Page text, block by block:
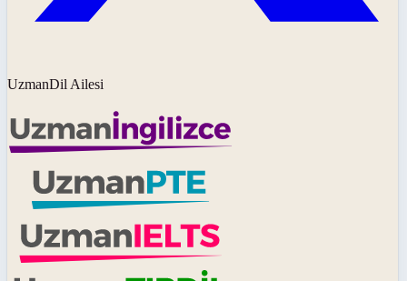
UzmanDil Ailesi